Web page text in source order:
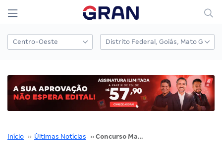
Início ›› Últimas Notícias ›› Concurso Marinha Escola Naval CPAEN: Edital PUBLICADO! Confira